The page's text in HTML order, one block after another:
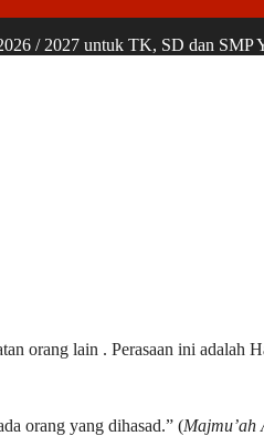
/ 2027 untuk TK, SD dan
orang lain . Perasaan ini adalah
orang yang dihasad.” (Majmu’ah